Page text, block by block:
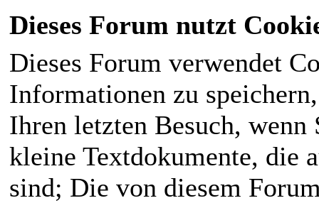
Dieses Forum nutzt
Dieses Forum verwendet
Informationen zu
Ihren letzten Besuch,
kleine Textdokumente, die
sind; Die von diesem